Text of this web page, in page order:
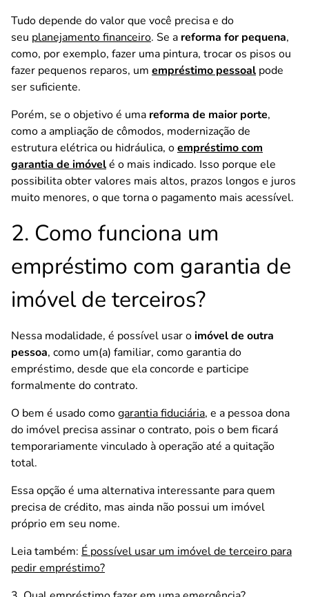
Tudo depende do valor que você precisa e do
seu planejamento financeiro. Se a reforma for pequena,
como, por exemplo, fazer uma pintura, trocar os pisos ou
fazer pequenos reparos, um empréstimo pessoal pode
ser suficiente.
Porém, se o objetivo é uma reforma de maior porte,
como a ampliação de cômodos, modernização de
estrutura elétrica ou hidráulica, oempréstimo com
garantia de imóvelé o mais indicado. Isso porque ele
possibilita obter valores mais altos, prazos longos e juros
muito menores, o que torna o pagamento mais acessível.
2. Como funciona um
empréstimo com garantia de
imóvel de terceiros?
Nessa modalidade, é possível usar oimóvel de outra
pessoa, como um(a) familiar, como garantia do
empréstimo, desde que ela concorde e participe
formalmente do contrato.
O bem é usado comogarantia fiduciária, e a pessoa dona
do imóvel precisa assinar o contrato, pois o bem ficará
temporariamente vinculado à operação até a quitação
total.
Essa opção é uma alternativa interessante para quem
precisa de crédito, mas ainda não possui um imóvel
próprio em seu nome.
Leia também: É possível usar um imóvel de terceiro para
pedir empréstimo?